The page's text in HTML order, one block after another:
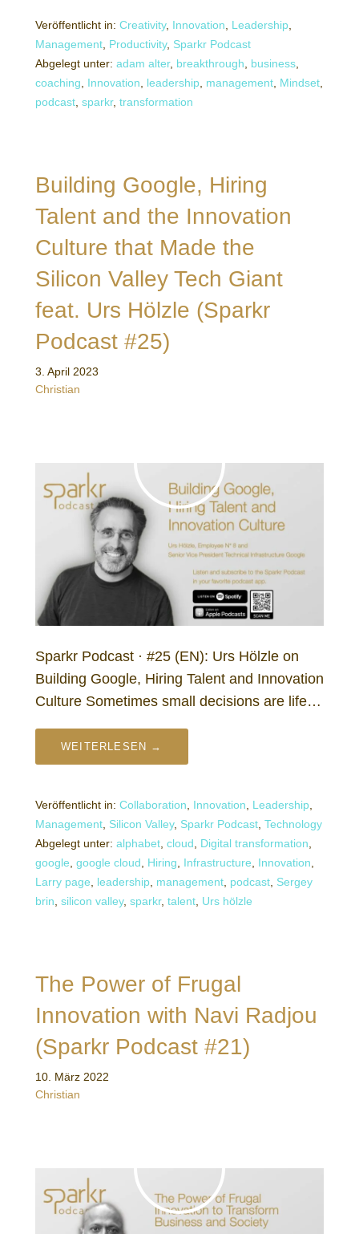
Veröffentlicht in: Creativity, Innovation, Leadership,
Management, Productivity, Sparkr Podcast
Abgelegt unter: adam alter, breakthrough, business,
coaching, Innovation, leadership, management, Mindset,
podcast, sparkr, transformation
Building Google, Hiring
Talent and the Innovation
Culture that Made the
Silicon Valley Tech Giant
feat. Urs Hölzle (Sparkr
Podcast #25)
3. April 2023
Christian
Sparkr Podcast · #25 (EN): Urs Hölzle on
Building Google, Hiring Talent and Innovation
Culture Sometimes small decisions are life…
WEITERLESEN →
Veröffentlicht in: Collaboration Innovation Leadership
Management Silicon Valley, Sparkr Podcast Technology
Abgelegt unter: alphabet cloud Digital transformation
google google cloud Hiring Infrastructure Innovation
Larry page
leadership management podcast Sergey
brin silicon valley, sparkr, talent Urs hölzle
The Power of Frugal
Innovation with Navi Radjou
(Sparkr Podcast #21)
10. März 2022
Christian